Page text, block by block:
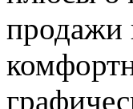
продажи